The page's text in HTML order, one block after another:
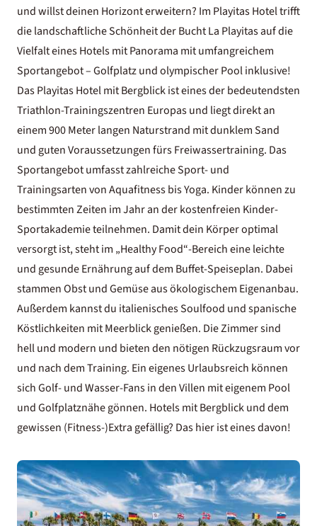
und willst deinen Horizont erweitern? Im Playitas Hoteltrifft
die landschaftliche Schönheit der Bucht La Playitas auf die
Vielfalt eines Hotels mit Panorama mit umfangreichem
Sportangebot – Golfplatz und olympischer Pool inklusive!
Das Playitas Hotel mit Bergblick ist eines der bedeutendsten
Triathlon-Trainingszentren Europas und liegt direkt an
einem 900 Meter langen Naturstrand mit dunklem Sand
und guten Voraussetzungen fürs Freiwassertraining. Das
Sportangebot umfasst zahlreiche Sport- und
Trainingsarten von Aquafitness bis Yoga. Kinder können zu
bestimmten Zeiten im Jahr an der kostenfreien Kinder-
Sportakademie teilnehmen. Damit dein Körper optimal
versorgt ist, steht im „Healthy Food“-Bereich eine leichte
und gesunde Ernährung auf dem Buffet-Speiseplan. Dabei
stammen Obst und Gemüse aus ökologischem Eigenanbau.
Außerdem kannst du italienisches Soulfood und spanische
Köstlichkeiten mit Meerblick genießen. Die Zimmer sind
hell und modern und bieten den nötigen Rückzugsraum vor
und nach dem Training. Ein eigenes Urlaubsreich können
sich Golf- und Wasser-Fans in den Villen mit eigenem Pool
und Golfplatznähe gönnen. Hotels mit Bergblick und dem
gewissen (Fitness-)Extra gefällig? Das hier ist eines davon!